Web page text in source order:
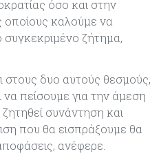
όσο και στην
καλούμε να
συγκεκριμένο ζήτημα,
στους δυο αυτούς θεσμούς,
να πείσουμε για την άμεση
συνάντηση και
που θα εισπράξουμε θα
ανέφερε.